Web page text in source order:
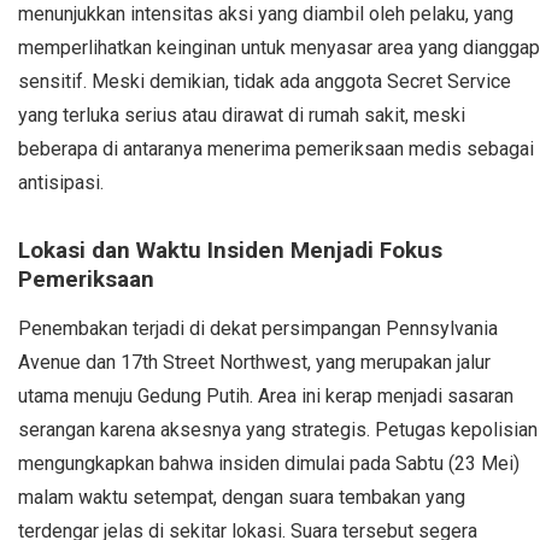
menunjukkan intensitas aksi yang diambil oleh pelaku, yang
memperlihatkan keinginan untuk menyasar area yang dianggap
sensitif. Meski demikian, tidak ada anggota Secret Service
yang terluka serius atau dirawat di rumah sakit, meski
beberapa di antaranya menerima pemeriksaan medis sebagai
antisipasi.
Lokasi dan Waktu Insiden Menjadi Fokus
Pemeriksaan
Penembakan terjadi di dekat persimpangan Pennsylvania
Avenue dan 17th Street Northwest, yang merupakan jalur
utama menuju Gedung Putih. Area ini kerap menjadi sasaran
serangan karena aksesnya yang strategis. Petugas kepolisian
mengungkapkan bahwa insiden dimulai pada Sabtu (23 Mei)
malam waktu setempat, dengan suara tembakan yang
terdengar jelas di sekitar lokasi. Suara tersebut segera